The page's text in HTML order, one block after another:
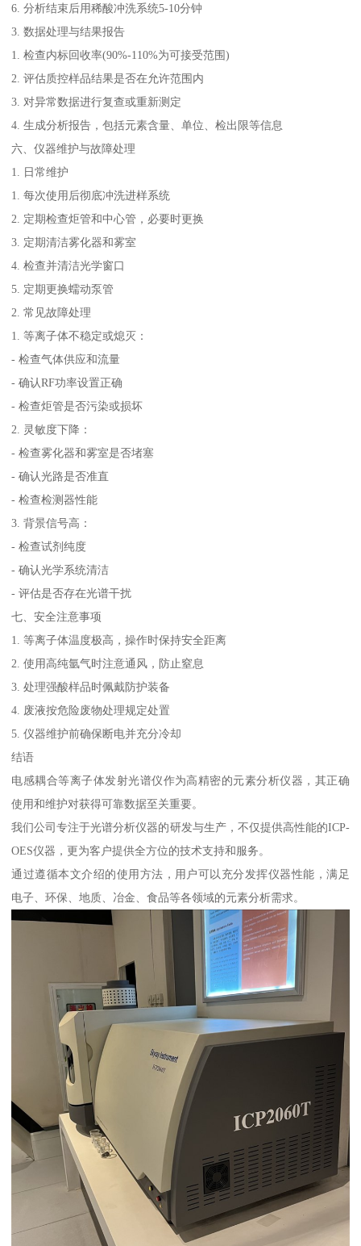
6. 分析结束后用稀酸冲洗系统5-10分钟
3. 数据处理与结果报告
1. 检查内标回收率(90%-110%为可接受范围)
2. 评估质控样品结果是否在允许范围内
3. 对异常数据进行复查或重新测定
4. 生成分析报告，包括元素含量、单位、检出限等信息
六、仪器维护与故障处理
1. 日常维护
1. 每次使用后彻底冲洗进样系统
2. 定期检查炬管和中心管，必要时更换
3. 定期清洁雾化器和雾室
4. 检查并清洁光学窗口
5. 定期更换蠕动泵管
2. 常见故障处理
1. 等离子体不稳定或熄灭：
- 检查气体供应和流量
- 确认RF功率设置正确
- 检查炬管是否污染或损坏
2. 灵敏度下降：
- 检查雾化器和雾室是否堵塞
- 确认光路是否准直
- 检查检测器性能
3. 背景信号高：
- 检查试剂纯度
- 确认光学系统清洁
- 评估是否存在光谱干扰
七、安全注意事项
1. 等离子体温度极高，操作时保持安全距离
2. 使用高纯氩气时注意通风，防止窒息
3. 处理强酸样品时佩戴防护装备
4. 废液按危险废物处理规定处置
5. 仪器维护前确保断电并充分冷却
结语
电感耦合等离子体发射光谱仪作为高精密的元素分析仪器，其正确
使用和维护对获得可靠数据至关重要。
我们公司专注于光谱分析仪器的研发与生产，不仅提供高性能的ICP-
OES仪器，更为客户提供全方位的技术支持和服务。
通过遵循本文介绍的使用方法，用户可以充分发挥仪器性能，满足
电子、环保、地质、冶金、食品等各领域的元素分析需求。